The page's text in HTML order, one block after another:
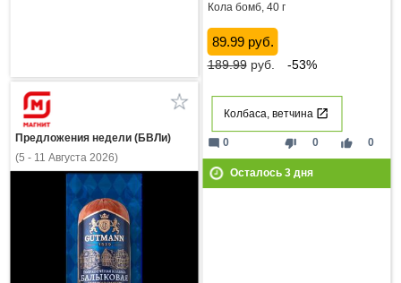
Кола бомб, 40 г
89.99 руб.
189.99руб. -53%
Колбаса, ветчина
thumb_down 0 thumb_up 0
mode_comment 0
Осталось 3дня
Предложения недели (БВЛи)
(5 - 11 Августа 2026)